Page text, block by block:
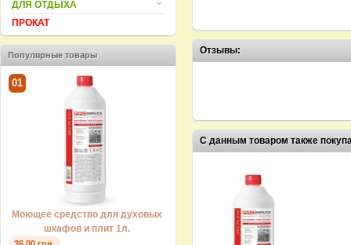
Отзывы:
С данным товаром также
ДЛЯ ОТДЫХА
ПРОКАТ
Популярные товары
01
Моющее средство для духовых
шкафов и плит 1л.
Моющее средство для кухни
«Универсальное» Лимон 5л.